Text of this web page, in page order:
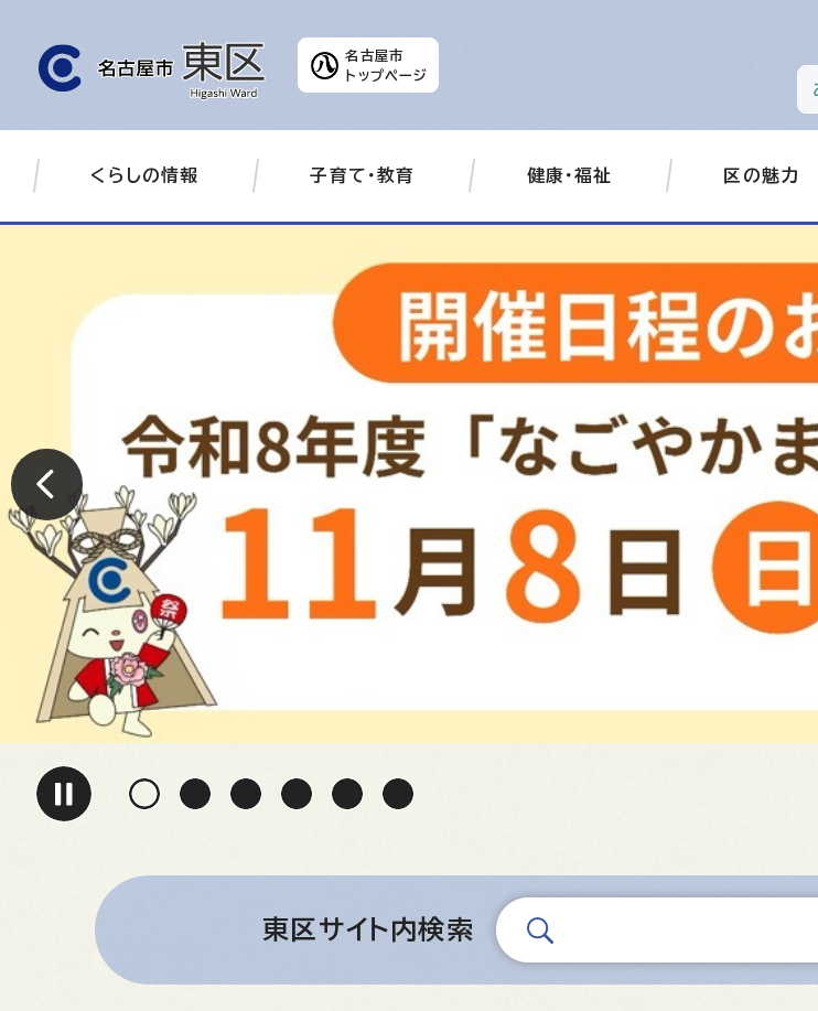
名古屋市
トップページ
くらしの情報 子育て・教育 健康・福祉 区の魅力
東区サイト内検索